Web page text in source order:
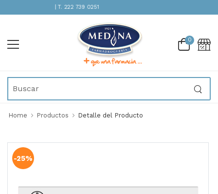
INMEDIATA | T. 222 739 0251
0
Home Productos Detalle del Producto
-25%